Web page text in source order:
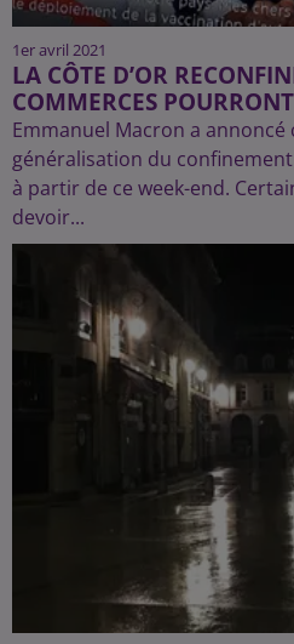
1er avril 2021
LA CÔTE D’OR
COMMERCES
Emmanuel Macron a
généralisation du confinement
à partir de ce week-end.
devoir...